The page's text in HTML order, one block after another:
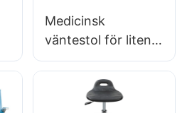
Medicinsk
väntestol för liten
klinik LC034
Tillverkare Hewei